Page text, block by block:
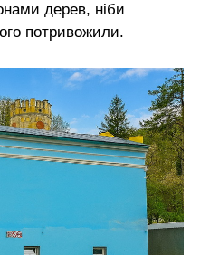
дерев, ніби
потривожили.